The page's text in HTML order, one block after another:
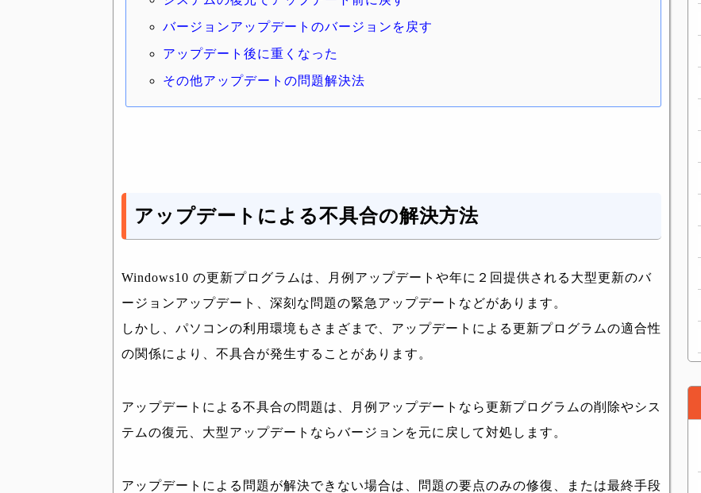
バージョンアップデートのバージョンを戻す
アップデート後に重くなった
その他アップデートの問題解決法
アップデートによる不具合の解決方法
Windows10 の更新プログラムは、月例アップデートや年に２回提供される大型更新のバ
ージョンアップデート、深刻な問題の緊急アップデートなどがあります。
しかし、パソコンの利用環境もさまざまで、アップデートによる更新プログラムの適合性
の関係により、不具合が発生することがあります。
アップデートによる不具合の問題は、月例アップデートなら更新プログラムの削除やシス
テムの復元、大型アップデートならバージョンを元に戻して対処します。
アップデートによる問題が解決できない場合は、問題の要点のみの修復、または最終手段